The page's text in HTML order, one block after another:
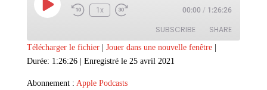
Play
Episode
1x 00:00 / 1:26:26
SUBSCRIBE SHARE
Apple Podcasts
RSS FEED
SHARE
Télécharger le fichier| Jouer dans une nouvelle fenêtre|
Durée: 1:26:26| Enregistré le 25 avril 2021
Abonnement : Apple Podcasts